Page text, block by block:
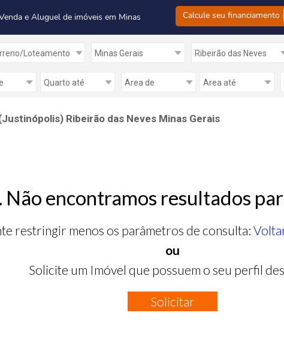
e Aluguel de imóveis em Minas
Calcule seu financiamento
Ribeirão das Neves Minas Gerais
Não encontramos resultados
restringir menos os parâmetros de consulta:
ou
Solicite um Imóvel que possuem o seu perfil
Solicitar